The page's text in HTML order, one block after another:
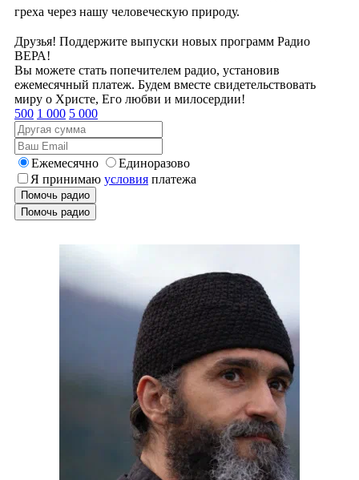
греха через нашу человеческую природу.
Друзья! Поддержите выпуски новых программ Радио
ВЕРА!
Вы можете стать попечителем радио, установив
ежемесячный платеж. Будем вместе свидетельствовать
миру о Христе, Его любви и милосердии!
500 1 000 5 000
Ежемесячно
Единоразово
Я принимаю условия платежа
Помочь радио
Помочь радио